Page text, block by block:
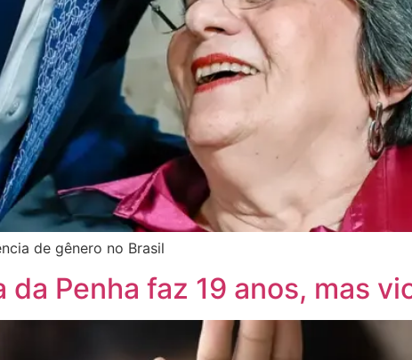
de gênero no Brasil
da Penha faz 19 anos, mas